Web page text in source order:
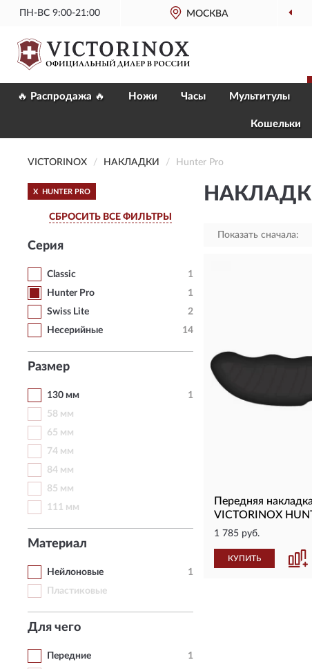
ПН-ВС 9:00-21:00 МОСКВА
🔥 Распродажа 🔥 Ножи Часы Мультитулы
Кошельки
VICTORINOX НАКЛАДКИ Hunter Pro
X HUNTER PRO
СБРОСИТЬ ВСЕ ФИЛЬТРЫ
Серия
Classic
1
Hunter Pro
1
Swiss Lite
2
Несерийные
14
Размер
130 мм
1
58 мм
65 мм
74 мм
84 мм
85 мм
111 мм
Материал
Нейлоновые
1
Пластиковые
Для чего
Передние
1
НАКЛАДКИ
Показать сначала:
Передняя
VICTORINOX
1 785 руб.
КУПИТЬ